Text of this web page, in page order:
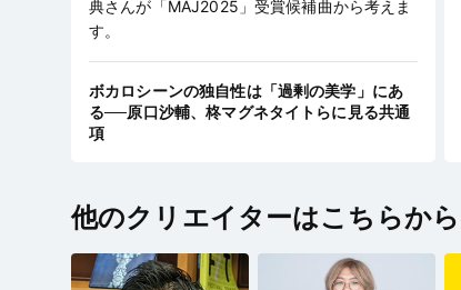
典さんが「MAJ2025」受賞候補曲から考えま
す。
ボカロシーンの独自性は「過剰の美学」にあ
る──原口沙輔、柊マグネタイトらに見る共通
項
他のクリエイターはこちらから